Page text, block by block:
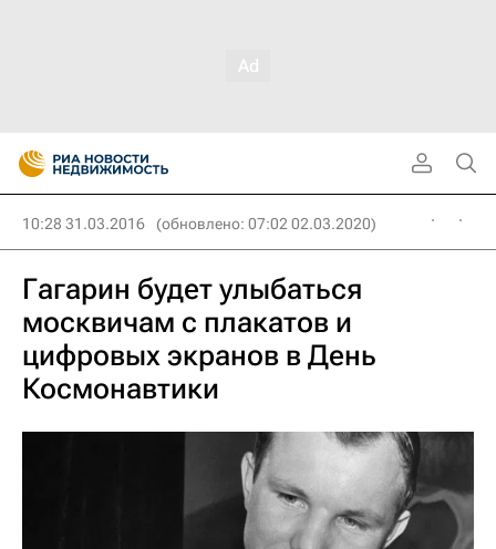
10:28 31.03.2016 (обновлено: 07:02 02.03.2020)
Гагарин будет улыбаться
москвичам с плакатов и
цифровых экранов в День
Космонавтики